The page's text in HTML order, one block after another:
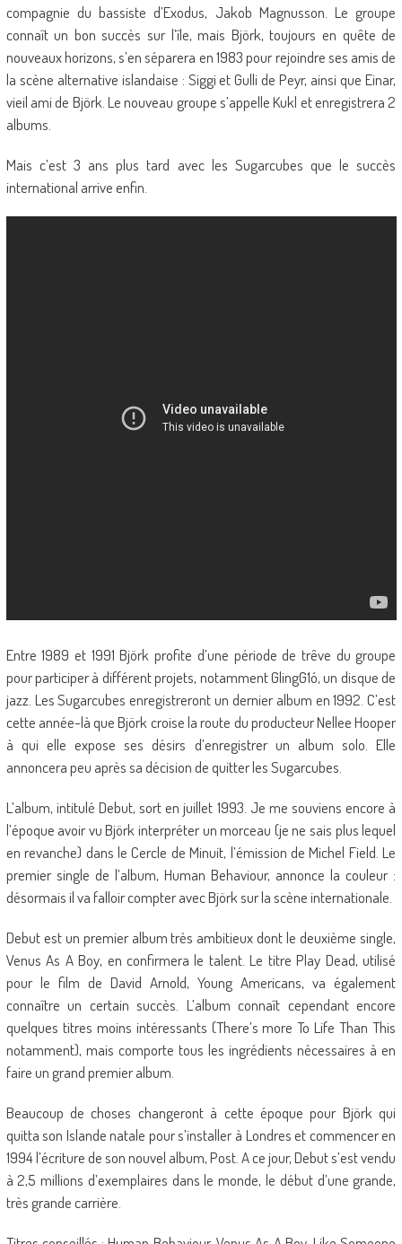
compagnie du bassiste d’Exodus, Jakob Magnusson. Le groupe
connaît un bon succès sur l’île, mais Björk, toujours en quête de
nouveaux horizons, s’en séparera en 1983 pour rejoindre ses amis de
la scène alternative islandaise : Siggi et Gulli de Peyr, ainsi que Einar,
vieil ami de Björk. Le nouveau groupe s’appelle Kukl et enregistrera 2
albums.
Mais c’est 3 ans plus tard avec les Sugarcubes que le succès
international arrive enfin.
Entre 1989 et 1991 Björk profite d’une période de trêve du groupe
pour participer à différent projets, notamment GlingG1ó, un disque de
jazz. Les Sugarcubes enregistreront un dernier album en 1992. C’est
cette année-là que Björk croise la route du producteur Nellee Hooper
à qui elle expose ses désirs d’enregistrer un album solo. Elle
annoncera peu après sa décision de quitter les Sugarcubes.
L’album, intitulé Debut, sort en juillet 1993. Je me souviens encore à
l’époque avoir vu Björk interpréter un morceau (je ne sais plus lequel
en revanche) dans le Cercle de Minuit, l’émission de Michel Field. Le
premier single de l’album, Human Behaviour, annonce la couleur :
désormais il va falloir compter avec Björk sur la scène internationale.
Debut est un premier album très ambitieux dont le deuxième single,
Venus As A Boy, en confirmera le talent. Le titre Play Dead, utilisé
pour le film de David Arnold, Young Americans, va également
connaître un certain succès. L’album connaît cependant encore
quelques titres moins intéressants (There’s more To Life Than This
notamment), mais comporte tous les ingrédients nécessaires à en
faire un grand premier album.
Beaucoup de choses changeront à cette époque pour Björk qui
quitta son Islande natale pour s’installer à Londres et commencer en
1994 l’écriture de son nouvel album, Post. A ce jour, Debut s’est vendu
à 2,5 millions d’exemplaires dans le monde, le début d’une grande,
très grande carrière.